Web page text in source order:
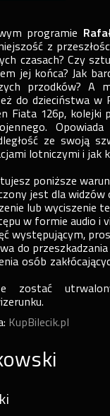
programie
z
czasach? Czy
jej końca? Jak
przodków? A
do dzieciństwa w
Fiata 126p,
ze swoją
lotniczymi i jak
poniższe
jest dla widzów
lub wyciszenie
w formie audio i
występującym,
do
osób
zostać
KupBilecik.pl